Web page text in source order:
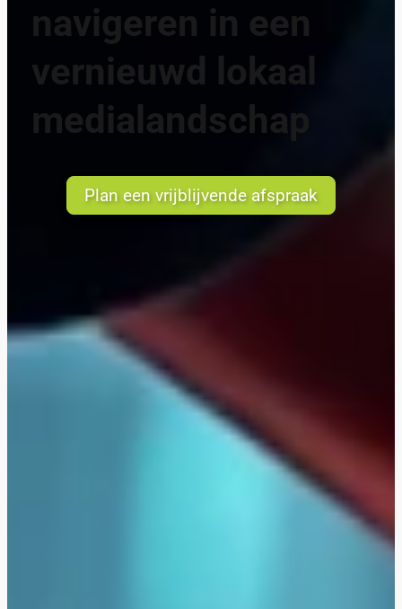
navigeren in een
vernieuwd lokaal
medialandschap
Plan een vrijblijvende afspraak